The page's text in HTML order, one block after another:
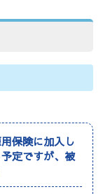
保険に加入し
定ですが、被